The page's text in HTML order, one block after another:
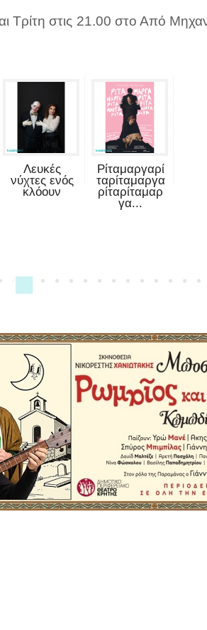
Τρίτη στις 21.00 στο Από
Λευκές
νύχτες ενός
κλόουν
Ρίταμαργαρί
ταρίταμαργα
ρίταρίταμαρ
γα...